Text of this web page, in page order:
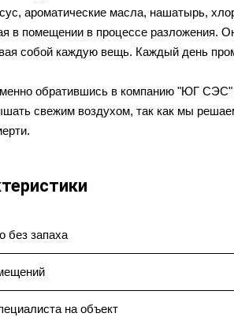
ароматические масла, нашатырь,
в помещении в процессе разложения.
собой каждую вещь. Каждый день
обратившись в компанию "ЮГ СЭС"
свежим воздухом, так как мы
без запаха
на объект